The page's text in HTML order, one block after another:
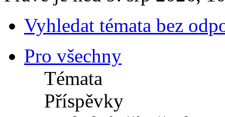
Vyhledat témata bez
Pro všechny
Témata
Příspěvky